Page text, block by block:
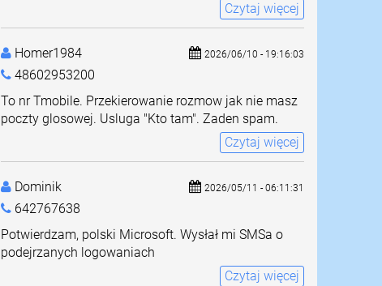
Czytaj więcej
Homer1984
48602953200
2026/06/10 - 19:16:03
To nr Tmobile. Przekierowanie rozmow jak nie masz
poczty glosowej. Usluga "Kto tam". Zaden spam.
Czytaj więcej
Dominik
642767638
2026/05/11 - 06:11:31
Potwierdzam, polski Microsoft. Wysłał mi SMSa o
podejrzanych logowaniach
Czytaj więcej